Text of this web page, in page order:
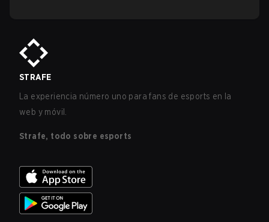
STRAFE
La experiencia número uno para fans de esports en la
web y móvil.
Strafe, todo sobre esports